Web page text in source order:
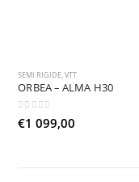
SEMI RIGIDE,VTT
ORBEA – ALMA H30
0sur 5
€1 099,00